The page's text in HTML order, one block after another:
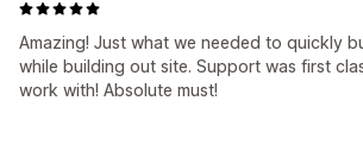
Amazing! Just what we needed to quickly
while building out site. Support was first
work with! Absolute must!